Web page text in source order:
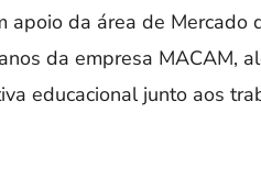
apoio da área de
da empresa MACAM,
educacional junto aos